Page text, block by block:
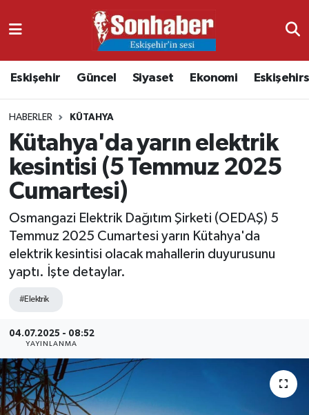
Eskişehir Güncel Siyaset Ekonomi
HABERLER KÜTAHYA
Kütahya'da yarın elektrik
kesintisi (5 Temmuz 2025
Cumartesi)
Osmangazi Elektrik Dağıtım Şirketi (OEDAŞ) 5
Temmuz 2025 Cumartesi yarın Kütahya'da
elektrik kesintisi olacak mahallerin duyurusunu
yaptı. İşte detaylar.
#Elektrik
04.07.2025 - 08:52
YAYINLANMA
Ekonomi
Güncel
Kültür & Sanat
Magazin
Resmi İlanlar
Sağlık
Siyaset
Spor
Nöbetçi Eczaneler
Namaz Vakitleri
Trafik Durumu
Süper Lig Puan Durumu ve Fikstür
Tüm Manşetler
Son Dakika Haberleri
Haber Arşivi